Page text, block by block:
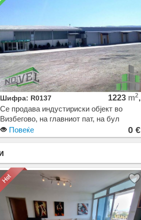
Шифра: R0137 1223 m2,
Се продава индустириски објект во
Визбегово, на главниот пат, на бул
Јадранска Магистрала.
Објектот се состои од 516м2 деловен
простор на приземје + кат, и а 707м2,
стовариште, односно 3 комори со
големина 360м2 , 250 м2 и 180 м2 .
Објектот е на целосно ограден плац со
вкупна површина од 3.505 м2.
Повеќе 0 €